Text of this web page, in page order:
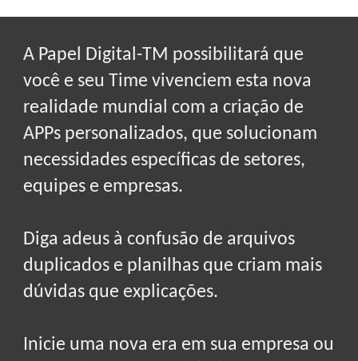
A Papel Digital-TM possibilitará que
você e seu Time vivenciem esta nova
realidade mundial com a criação de
APPs personalizados, que solucionam
necessidades específicas de setores,
equipes e empresas.
Diga adeus à confusão de arquivos
duplicados e planilhas quecriam mais
dúvidas que explicações.
Inicie uma nova era em sua empresa ou